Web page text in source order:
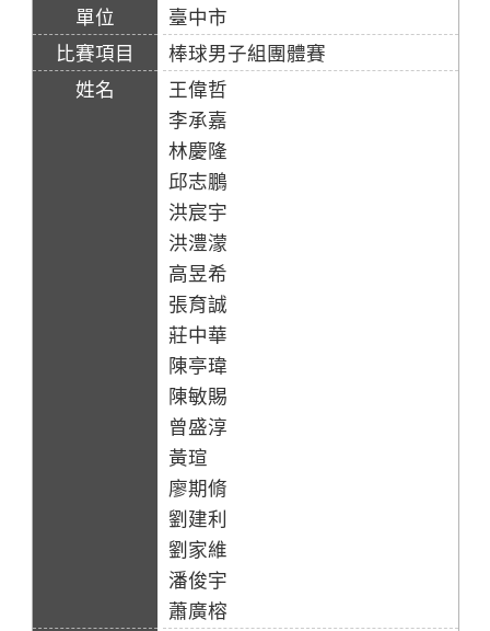
臺中市
棒球男子組團體賽
王偉哲
李承嘉
林慶隆
邱志鵬
洪宸宇
洪澧濛
高昱希
張育誠
莊中華
陳亭瑋
陳敏賜
曾盛淳
黃瑄
廖期脩
劉建利
劉家維
潘俊宇
蕭廣榕